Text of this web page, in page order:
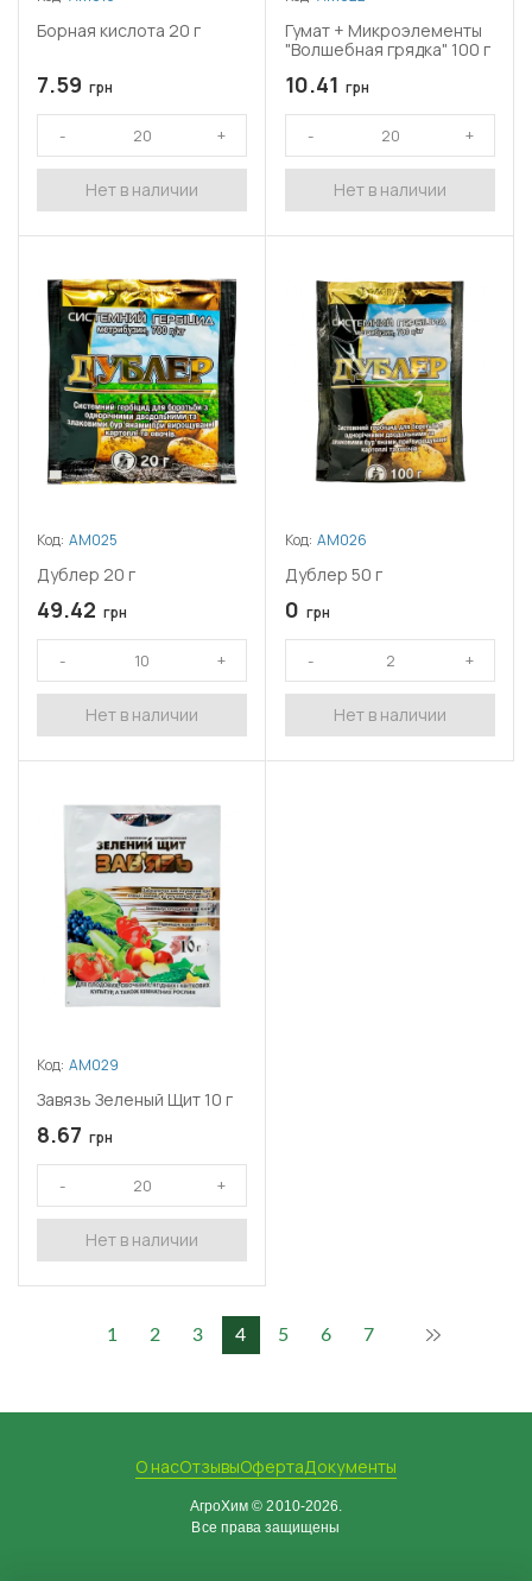
Борная кислота 20 г
7.59 грн
Нет в наличии
Гумат + Микроэлементы
"Волшебная грядка" 100 г
10.41 грн
Нет в наличии
Код: АМ025
Дублер 20 г
49.42 грн
Нет в наличии
Код: АМ026
Дублер 50 г
0 грн
Нет в наличии
Код: АМ029
Завязь Зеленый Щит 10 г
8.67 грн
Нет в наличии
1 2 3 4 5 6 7
О насОтзывыОфертаДокументы
АгроХим © 2010-2026.
Все права защищены